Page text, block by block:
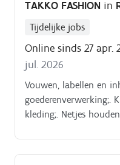
TAKKO FASHION in
Tijdelijke jobs
Online sinds 27 apr.
jul. 2026
Vouwen, labellen en
goederenverwerking;.
kleding;. Netjes